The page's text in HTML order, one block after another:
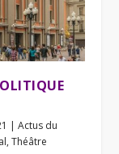
|Actus du
,Théâtre